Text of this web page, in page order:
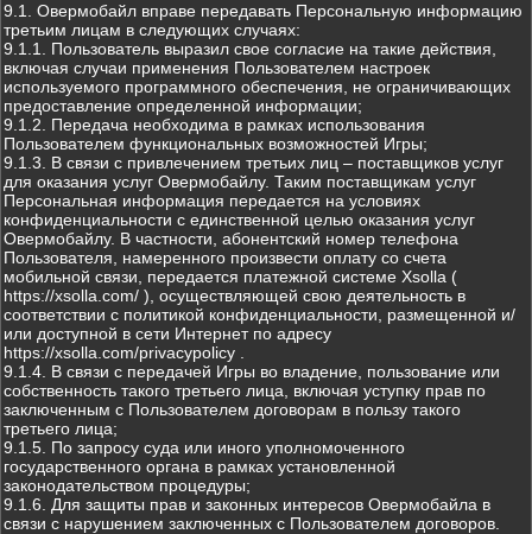
9.1. Овермобайл вправе передавать Персональную информацию
третьим лицам в следующих случаях:
9.1.1. Пользователь выразил свое согласие на такие действия,
включая случаи применения Пользователем настроек
используемого программного обеспечения, не ограничивающих
предоставление определенной информации;
9.1.2. Передача необходима в рамках использования
Пользователем функциональных возможностей Игры;
9.1.3. В связи с привлечением третьих лиц – поставщиков услуг
для оказания услуг Овермобайлу. Таким поставщикам услуг
Персональная информация передается на условиях
конфиденциальности с единственной целью оказания услуг
Овермобайлу. В частности, абонентский номер телефона
Пользователя, намеренного произвести оплату со счета
мобильной связи, передается платежной системе Xsolla (
https://xsolla.com/ ), осуществляющей свою деятельность в
соответствии с политикой конфиденциальности, размещенной и/
или доступной в сети Интернет по адресу
https://xsolla.com/privacypolicy .
9.1.4. В связи с передачей Игры во владение, пользование или
собственность такого третьего лица, включая уступку прав по
заключенным с Пользователем договорам в пользу такого
третьего лица;
9.1.5. По запросу суда или иного уполномоченного
государственного органа в рамках установленной
законодательством процедуры;
9.1.6. Для защиты прав и законных интересов Овермобайла в
связи с нарушением заключенных с Пользователем договоров.